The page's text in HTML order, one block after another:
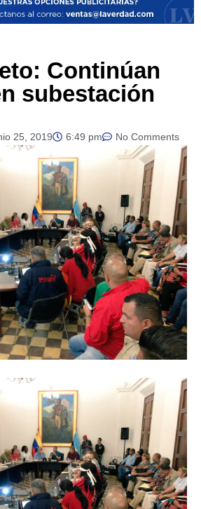
Continúan
subestación
25, 2019 6:49 pm No Comments